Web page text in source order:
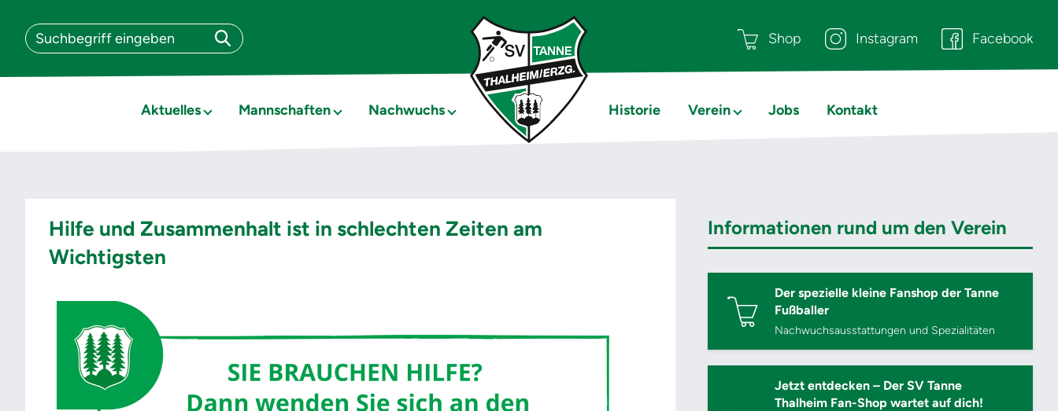
Shop Instagram Facebook
Aktuelles Mannschaften Nachwuchs Historie Verein Jobs Kontakt
Hilfe und Zusammenhalt ist in schlechten Zeiten am
Wichtigsten
Informationen rund um den Verein
Der spezielle kleine Fanshop der Tanne
Fußballer
Nachwuchsausstattungen und Spezialitäten
Jetzt entdecken – Der SV Tanne
Thalheim Fan-Shop wartet auf dich!